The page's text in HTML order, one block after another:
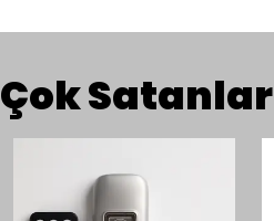
Çok Satanlar